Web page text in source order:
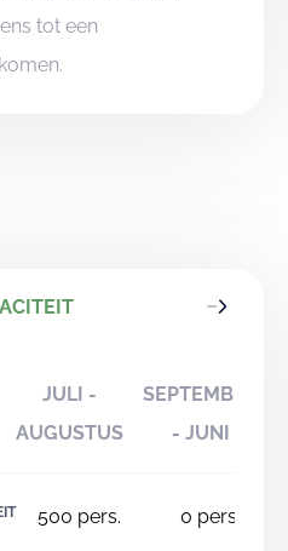
tot een
JULI -
AUGUSTUS
SEPTEMBER
- JUNI
500 pers. 0 pers.